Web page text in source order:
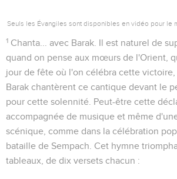
Seuls les Évangiles sont disponibles en vidéo pour le
1 Chanta... avec Barak . Il est naturel de
quand on pense aux mœurs de l'Orient,
jour de fête où l'on célébra cette
Barak chantèrent ce cantique devant le
pour cette solennité. Peut-être cette
accompagnée de musique et même
scénique, comme dans la célébration
bataille de Sempach. Cet hymne
tableaux, de dix versets chacun :